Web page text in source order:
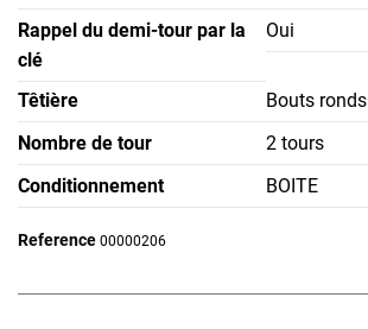
Rappel du demi-tour par la
clé
Oui
Têtière
Bouts ronds
Nombre de tour
2 tours
Conditionnement
BOITE
Reference 00000206